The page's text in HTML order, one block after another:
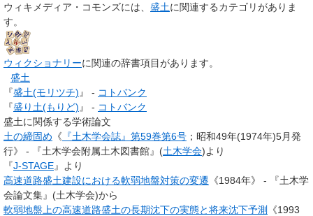
ウィキメディア・コモンズには、 盛土に関連するカテゴリがありま
す。
ウィクショナリーに関連の辞書項目があります。
盛土
『盛土(モリツチ) 』 - コトバンク
『盛り土(もりど) 』 - コトバンク
盛土に関係する学術論文
土の締固め 《 『土木学会誌』第59巻第6号 ；昭和49年(1974年)5月発
行》 - 『土木学会附属土木図書館』(土木学会)より
『J-STAGE』より
高速道路盛土建設における軟弱地盤対策の変遷 《1984年》 - 『土木学
会論文集』(土木学会)から
軟弱地盤上の高速道路盛土の長期沈下の実態と将来沈下予測
《1993